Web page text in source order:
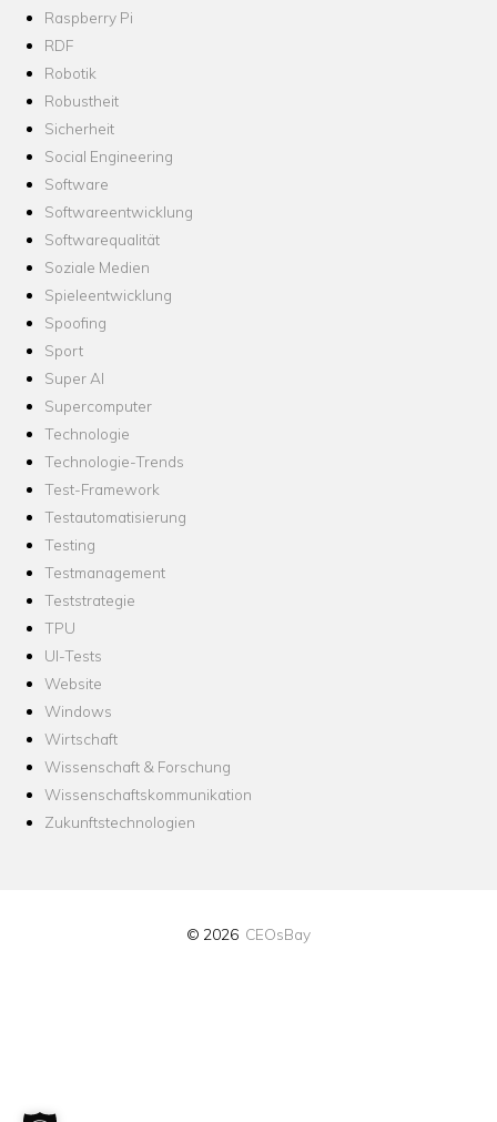
Raspberry Pi
RDF
Robotik
Robustheit
Sicherheit
Social Engineering
Software
Softwareentwicklung
Softwarequalität
Soziale Medien
Spieleentwicklung
Spoofing
Sport
Super AI
Supercomputer
Technologie
Technologie-Trends
Test-Framework
Testautomatisierung
Testing
Testmanagement
Teststrategie
TPU
UI-Tests
Website
Windows
Wirtschaft
Wissenschaft & Forschung
Wissenschaftskommunikation
Zukunftstechnologien
© 2026 CEOsBay